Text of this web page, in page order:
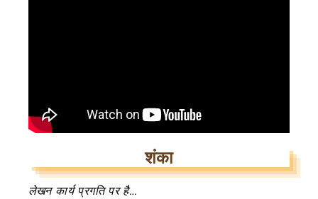
शंका
लेखन कार्य प्रगति पर है…